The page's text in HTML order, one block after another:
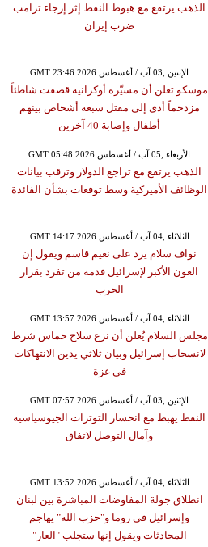
الذهب يرتفع مع هبوط النفط إثر إرجاء ترامب
ضرب إيران
GMT 23:46 2026 الإثنين ,03 آب / أغسطس
موسكو تعلن أن مسيّرة أوكرانية قصفت شاطئاً
مزدحماً أدى إلى مقتل سبعة أشخاص بينهم
أطفال وإصابة 40 آخرين
GMT 05:48 2026 الأربعاء ,05 آب / أغسطس
الذهب يرتفع مع تراجع الدولار وترقب بيانات
الوظائف الأميركية وسط توقعات بشأن الفائدة
GMT 14:17 2026 الثلاثاء ,04 آب / أغسطس
نواف سلام يرد على نعيم قاسم ويقول إن
العون الأكبر لإسرائيل قدمه من تفرد بقرار
الحرب
GMT 13:57 2026 الثلاثاء ,04 آب / أغسطس
مجلس السلام يُعلن أن نزع سلاح حماس شرط
لانسحاب إسرائيل وبيان ثلاثي يدين الانتهاكات
في غزة
GMT 07:57 2026 الإثنين ,03 آب / أغسطس
النفط يهبط مع انحسار التوترات الجيوسياسية
وآمال التوصل لاتفاق
GMT 13:52 2026 الثلاثاء ,04 آب / أغسطس
انطلاق جولة المفاوضات المباشرة بين لبنان
وإسرائيل في روما و"حزب الله" يهاجم
المحادثات ويقول إنها ستجلب "العار"